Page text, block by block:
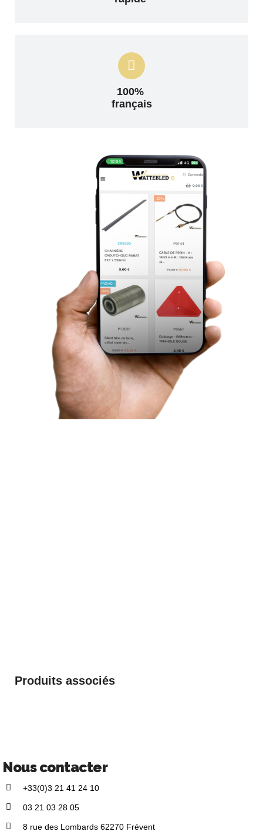
100%
français
Produits associés
Nous contacter
+33(0)3 21 41 24 10
03 21 03 28 05
8 rue des Lombards 62270 Frévent